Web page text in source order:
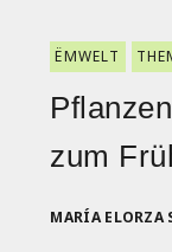
ËMWELT
zum
MARÍA ELORZA